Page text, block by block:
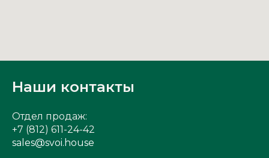
Наши контакты
Отдел продаж:
+7 (812) 611-24-42
sales@svoi.house